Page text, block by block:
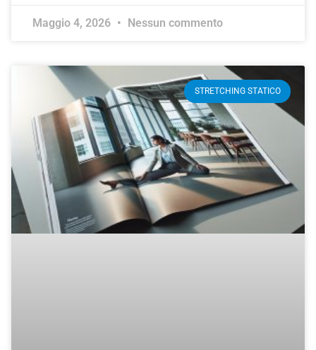
Maggio 4, 2026 Nessun commento
STRETCHING STATICO